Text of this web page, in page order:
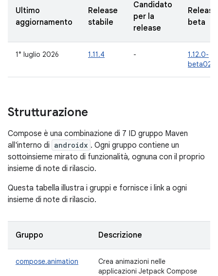
Ultimo
aggiornamento
Release
stabile
Candidato
per la
release
Release
beta
1° luglio 2026 1.11.4 -
1.12.0-
beta02
Strutturazione
Compose è una combinazione di 7 ID gruppo Maven
all'interno di androidx . Ogni gruppo contiene un
sottoinsieme mirato di funzionalità, ognuna con il proprio
insieme di note di rilascio.
Questa tabella illustra i gruppi e fornisce i link a ogni
insieme di note di rilascio.
Gruppo Descrizione
compose.animation
Crea animazioni nelle
applicazioni Jetpack Compose